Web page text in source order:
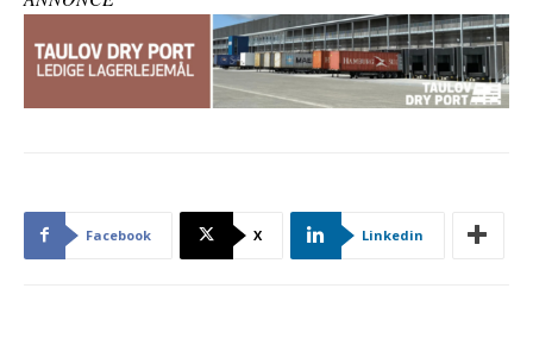
Facebook X Linkedin